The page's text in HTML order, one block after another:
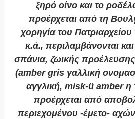
ξηρό οίνο και το
προέρχεται από τη
χορηγία του
κ.ά., περιλαμβάνονται
σπάνια, ζωικής
(amber gris γαλλική
αγγλική, misk-ü amber η
προέρχεται από
περιεχομένου -έμετο-